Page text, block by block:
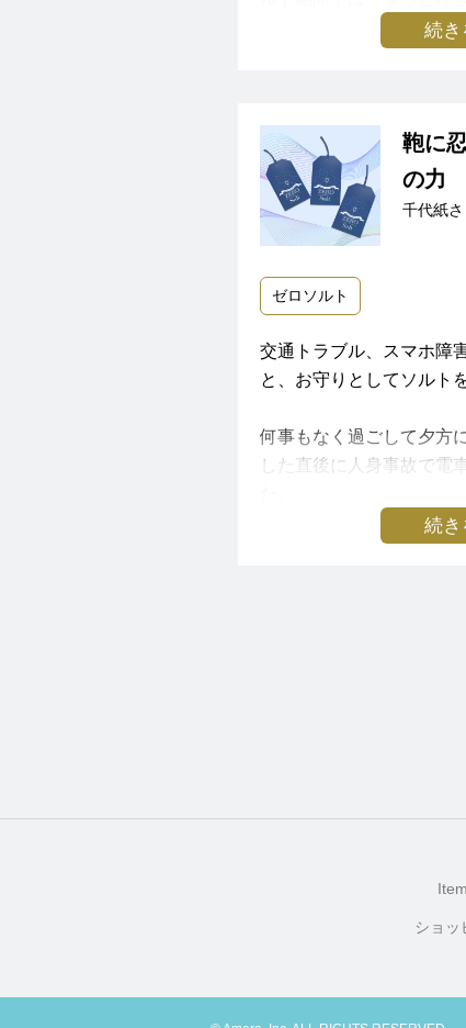
とても忙しい日々なんで
着いて過ごせそうです。
いつもありがとうござい
新幹線を早めていなかっ
遇していたかも。。。と
もともと予約していた新
のようで安心致しました。
雨降りやこどもの汗だく
が、無事に何事もなく帰
そして、宇宙からの壮大
いつもステキな情報、ア
が当たり、幸せな時間を
続き
鞄に
の力
千代紙さ
ゼロソルト
交通トラブル、スマホ障
と、お守りとしてソルト
何事もなく過ごして夕方
した直後に人身事故で電
続き
ショッ